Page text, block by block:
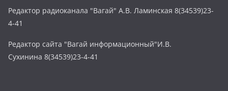
Редактор радиоканала "Вагай" А.В. Ламинская 8(34539)23-
4-41
Редактор сайта "Вагай информационный"И.В.
Сухинина 8(34539)23-4-41